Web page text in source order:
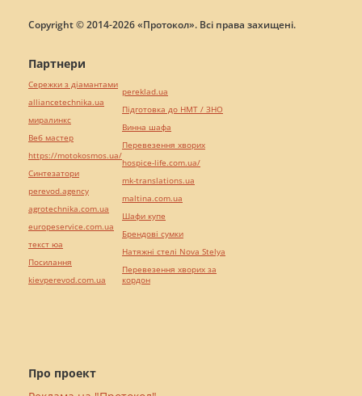
Copyright © 2014-2026 «Протокол». Всі права захищені.
Про проект
Партнери
Сережки з діамантами
alliancetechnika.ua
миралинкс
Веб мастер
https://motokosmos.ua/
Синтезатори
perevod.agency
agrotechnika.com.ua
europeservice.com.ua
текст юа
Посилання
kievperevod.com.ua
pereklad.ua
Підготовка до НМТ / ЗНО
Винна шафа
Перевезення хворих
hospice-life.com.ua/
mk-translations.ua
maltina.com.ua
Шафи купе
Брендові сумки
Натяжні стелі Nova Stelya
Перевезення хворих за
кордон